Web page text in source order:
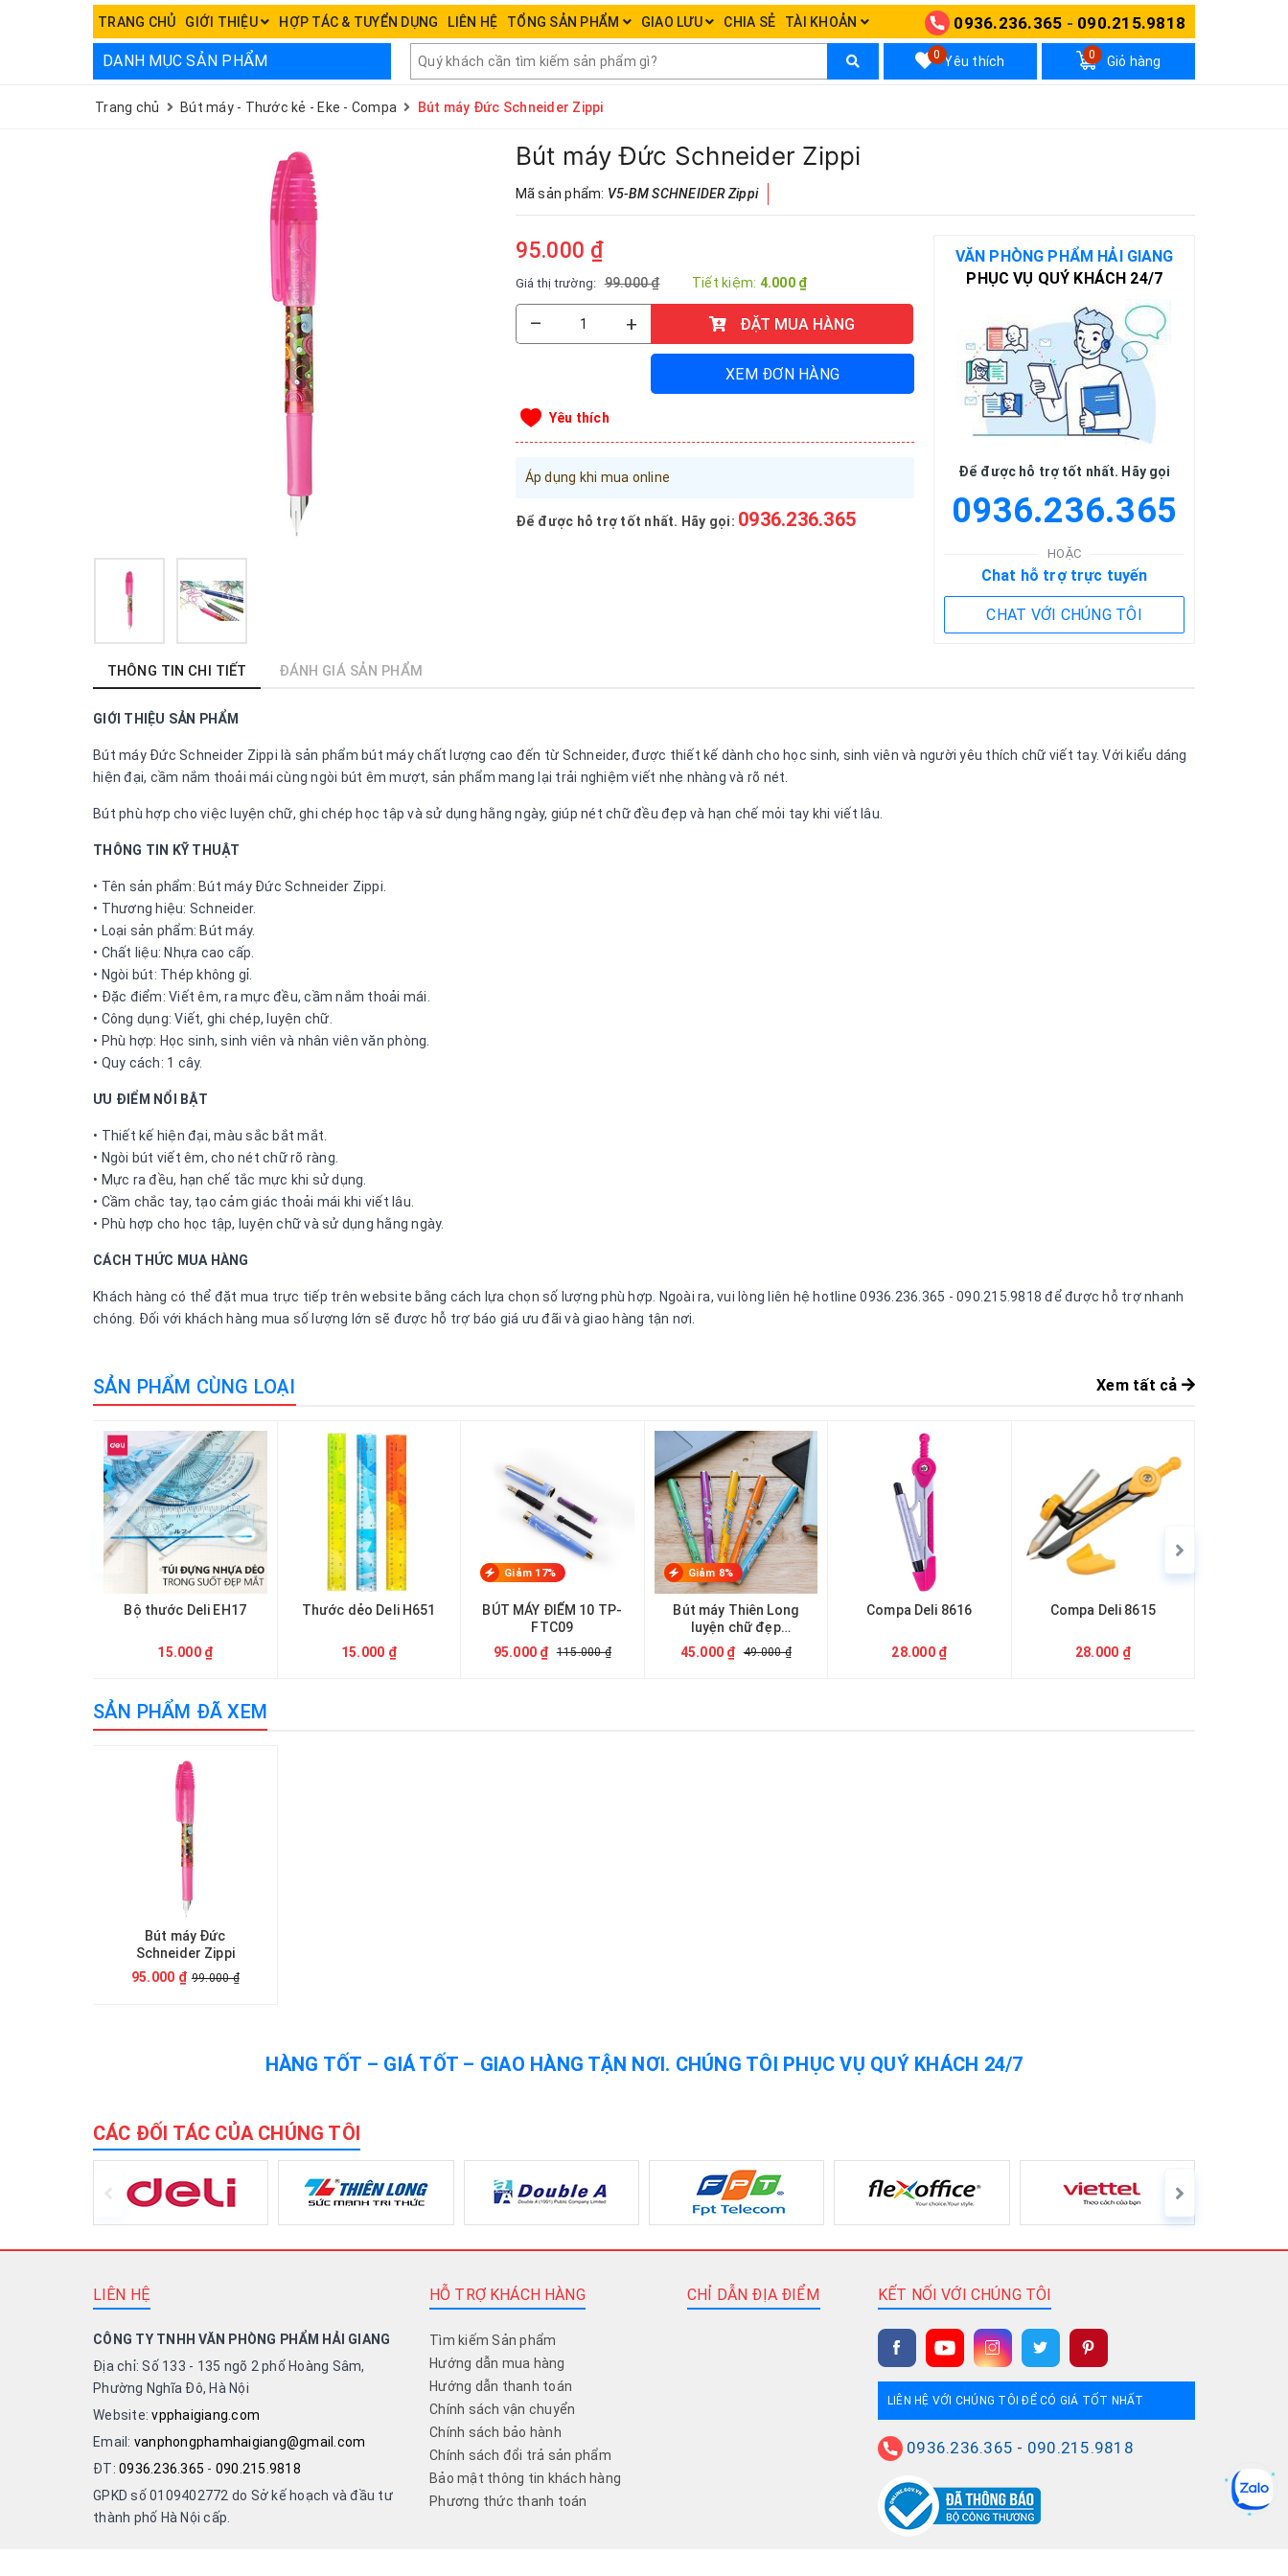
TRANG CHỦ GIỚI THIỆU HỢP TÁC & TUYỂN DỤNG LIÊN HỆ TỔNG SẢN PHẨM GIAO LƯU CHIA SẺ TÀI KHOẢN 0936.236.365 - 090.215.9818
DANH MỤC SẢN PHẨM Yêu thích
0 Giỏ hàng
0
Trang chủ Bút máy - Thước kẻ - Eke - Compa Bút máy Đức Schneider Zippi
Bút máy Đức Schneider Zippi
Mã sản phẩm: V5-BM SCHNEIDER Zippi
95.000 ₫
Giá thị trường: 99.000 ₫ Tiết kiệm: 4.000 ₫
– + ĐẶT MUA HÀNG
XEM ĐƠN HÀNG
Yêu thích
Áp dụng khi mua online
Để được hỗ trợ tốt nhất. Hãy gọi: 0936.236.365
VĂN PHÒNG PHẨM HẢI GIANG
PHỤC VỤ QUÝ KHÁCH 24/7
Để được hỗ trợ tốt nhất. Hãy gọi
0936.236.365
HOẶC
Chat hỗ trợ trực tuyến
CHAT VỚI CHÚNG TÔI
THÔNG TIN CHI TIẾT ĐÁNH GIÁ SẢN PHẨM
GIỚI THIỆU SẢN PHẨM
Bút máy Đức Schneider Zippi là sản phẩm bút máy chất lượng cao đến từ Schneider, được thiết kế dành cho học sinh, sinh viên và người yêu thích chữ viết tay. Với kiểu dáng
hiện đại, cầm nắm thoải mái cùng ngòi bút êm mượt, sản phẩm mang lại trải nghiệm viết nhẹ nhàng và rõ nét.
Bút phù hợp cho việc luyện chữ, ghi chép học tập và sử dụng hằng ngày, giúp nét chữ đều đẹp và hạn chế mỏi tay khi viết lâu.
THÔNG TIN KỸ THUẬT
• Tên sản phẩm: Bút máy Đức Schneider Zippi.
• Thương hiệu: Schneider.
• Loại sản phẩm: Bút máy.
• Chất liệu: Nhựa cao cấp.
• Ngòi bút: Thép không gỉ.
• Đặc điểm: Viết êm, ra mực đều, cầm nắm thoải mái.
• Công dụng: Viết, ghi chép, luyện chữ.
• Phù hợp: Học sinh, sinh viên và nhân viên văn phòng.
• Quy cách: 1 cây.
ƯU ĐIỂM NỔI BẬT
• Thiết kế hiện đại, màu sắc bắt mắt.
• Ngòi bút viết êm, cho nét chữ rõ ràng.
• Mực ra đều, hạn chế tắc mực khi sử dụng.
• Cầm chắc tay, tạo cảm giác thoải mái khi viết lâu.
• Phù hợp cho học tập, luyện chữ và sử dụng hằng ngày.
CÁCH THỨC MUA HÀNG
Khách hàng có thể đặt mua trực tiếp trên website bằng cách lựa chọn số lượng phù hợp. Ngoài ra, vui lòng liên hệ hotline 0936.236.365 - 090.215.9818 để được hỗ trợ nhanh
chóng. Đối với khách hàng mua số lượng lớn sẽ được hỗ trợ báo giá ưu đãi và giao hàng tận nơi.
SẢN PHẨM CÙNG LOẠI Xem tất cả
Bộ thước Deli EH17
15.000 ₫
Thước dẻo Deli H651
15.000 ₫
Giảm 17%
BÚT MÁY ĐIỂM 10 TP-
FTC09
95.000 ₫
115.000 ₫
Giảm 8%
Bút máy Thiên Long
luyện chữ đẹp
FT01/DO Plus
45.000 ₫ 49.000 ₫
Compa Deli 8616
28.000 ₫
Compa Deli 8615
28.000 ₫
SẢN PHẨM ĐÃ XEM
Bút máy Đức
Schneider Zippi
95.000 ₫ 99.000 ₫
HÀNG TỐT – GIÁ TỐT – GIAO HÀNG TẬN NƠI. CHÚNG TÔI PHỤC VỤ QUÝ KHÁCH 24/7
CÁC ĐỐI TÁC CỦA CHÚNG TÔI
LIÊN HỆ
CÔNG TY TNHH VĂN PHÒNG PHẨM HẢI GIANG
Địa chỉ: Số 133 - 135 ngõ 2 phố Hoàng Sâm,
Phường Nghĩa Đô, Hà Nội
Website:vpphaigiang.com
Email: vanphongphamhaigiang@gmail.com
ĐT: 0936.236.365 - 090.215.9818
GPKD số 0109402772 do Sở kế hoạch và đầu tư
thành phố Hà Nội cấp.
HỖ TRỢ KHÁCH HÀNG
Tìm kiếm Sản phẩm
Hướng dẫn mua hàng
Hướng dẫn thanh toán
Chính sách vận chuyển
Chính sách bảo hành
Chính sách đổi trả sản phẩm
Bảo mật thông tin khách hàng
Phương thức thanh toán
CHỈ DẪN ĐỊA ĐIỂM KẾT NỐI VỚI CHÚNG TÔI
LIÊN HỆ VỚI CHÚNG TÔI ĐỂ CÓ GIÁ TỐT NHẤT
0936.236.365 - 090.215.9818